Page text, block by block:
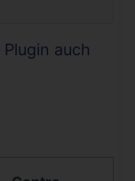
auch